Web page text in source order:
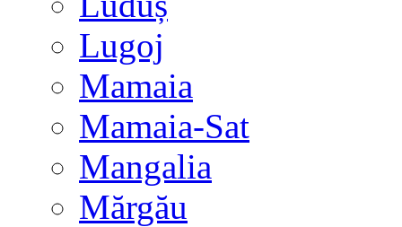
Lugoj
Mamaia
Mamaia-Sat
Mangalia
Mărgău